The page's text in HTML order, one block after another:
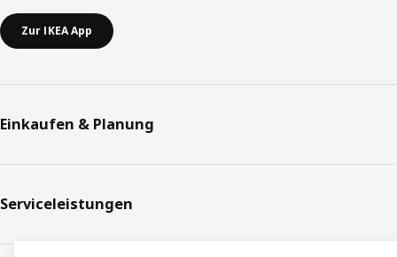
Zur IKEA App
Einkaufen & Planung
Serviceleistungen